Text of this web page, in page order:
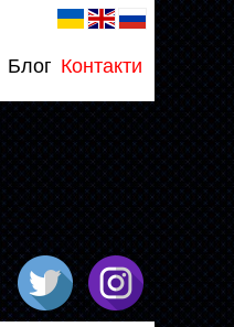
Блог Контакти